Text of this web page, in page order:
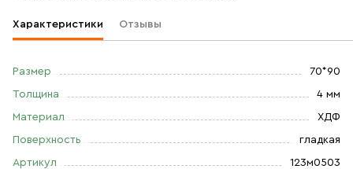
Характеристики Отзывы
Размер 70*90
Толщина 4 мм
Материал ХДФ
Поверхность гладкая
Артикул 123м0503